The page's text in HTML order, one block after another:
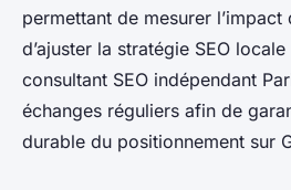
permettant de mesurer
d’ajuster la stratégie SEO
consultant SEO indépendant
échanges réguliers afin de
durable du positionnement sur